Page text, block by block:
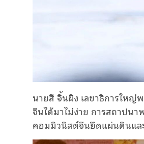
นายสี จิ้นผิง เลขาธิการใหญ่
จีนได้มาไม่ง่าย การสถาปน
คอมมิวนิสต์จีนยึดแผ่นดินแล